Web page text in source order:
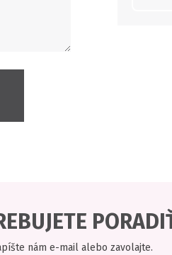
nám e-mail alebo zavolajte.